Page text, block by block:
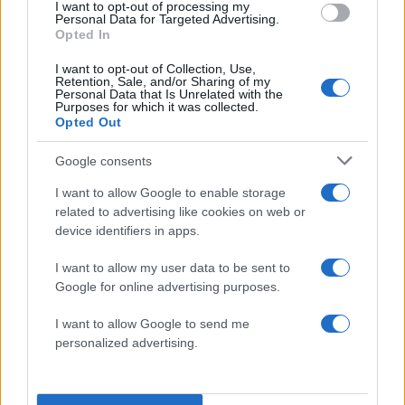
I want to opt-out of processing my
Personal Data for Targeted Advertising.
Opted In
I want to opt-out of Collection, Use,
Retention, Sale, and/or Sharing of my
Personal Data that Is Unrelated with the
Purposes for which it was collected.
Opted Out
Google consents
I want to allow Google to enable storage
related to advertising like cookies on web or
device identifiers in apps.
I want to allow my user data to be sent to
Google for online advertising purposes.
I want to allow Google to send me
personalized advertising.
Με τα δύο μονοκλωνικά αντισώματα
(donanemab και lecanemab), που στοχεύουν το
β-αμυλοειδές στον εγκέφαλο, έγινε
πραγματικότητα η επιβράδυνση της εξέλιξης της
νόσου.
Για πρώτη φορά, ασθενείς και οικογένειες
ένιωσαν ότι δεν είναι πια ανίσχυροι απέναντι σε
αυτή την τρομακτική ασθένεια.
Οι μελέτες έδειξαν ότι οι θεραπείες αυτές
κατάφεραν τη μείωση της εξέλιξης των
συμπτωμάτων κατά 30-40% σε ήπιες μορφές
Αλτσχάιμερ.